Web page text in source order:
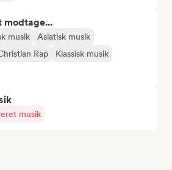
modtage...
musik
Asiatisk musik
Rap
Klassisk musik
musik